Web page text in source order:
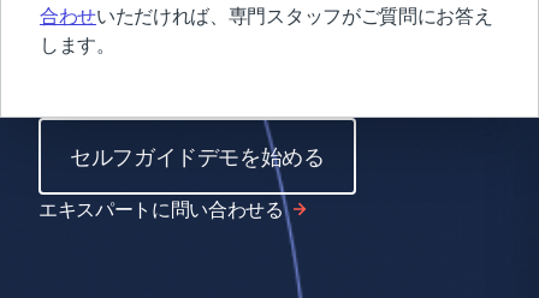
合わせいただければ、専門スタッフがご質問にお答え
します。
セルフガイドデモを始める
エキスパートに問い合わせる